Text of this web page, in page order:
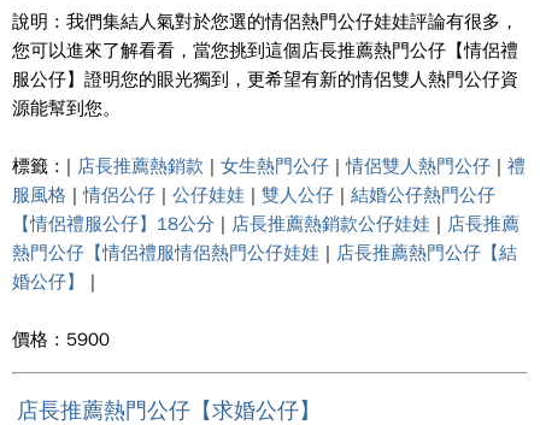
說明 : 我們集結人氣對於您選的情侶熱門公仔娃娃評論有很多，
您可以進來了解看看，當您挑到這個店長推薦熱門公仔【情侶禮
服公仔】證明您的眼光獨到，更希望有新的情侶雙人熱門公仔資
源能幫到您。
標籤 : | 店長推薦熱銷款 | 女生熱門公仔 |情侶雙人熱門公仔 | 禮
服風格 |情侶公仔 | 公仔娃娃 | 雙人公仔 | 結婚公仔熱門公仔
【情侶禮服公仔】18公分 | 店長推薦熱銷款公仔娃娃 | 店長推薦
熱門公仔【情侶禮服情侶熱門公仔娃娃 | 店長推薦熱門公仔【結
婚公仔】
|
價格 : 5900
店長推薦熱門公仔【求婚公仔】